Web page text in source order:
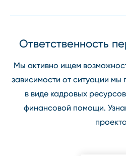
Ответственность
Мы активно ищем
зависимости от ситуации
в виде кадровых
финансовой помощи.